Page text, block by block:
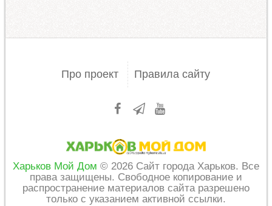
Про проект Правила сайту
Харьков Мой Дом © 2026 Сайт города Харьков. Все
права защищены. Свободное копирование и
распространение материалов сайта разрешено
только с указанием активной ссылки.